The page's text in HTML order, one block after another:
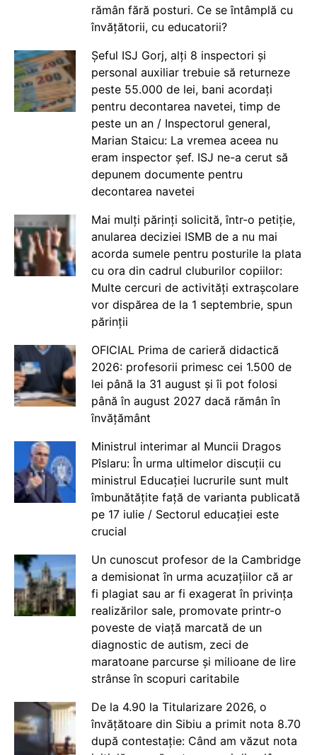
rămân fără posturi. Ce se întâmplă cu
învățătorii, cu educatorii?
Șeful ISJ Gorj, alți 8 inspectori și
personal auxiliar trebuie să returneze
peste 55.000 de lei, bani acordați
pentru decontarea navetei, timp de
peste un an / Inspectorul general,
Marian Staicu: La vremea aceea nu
eram inspector șef. ISJ ne-a cerut să
depunem documente pentru
decontarea navetei
Mai mulți părinți solicită, într-o petiție,
anularea deciziei ISMB de a nu mai
acorda sumele pentru posturile la plata
cu ora din cadrul cluburilor copiilor:
Multe cercuri de activități extrașcolare
vor dispărea de la 1 septembrie, spun
părinții
OFICIAL Prima de carieră didactică
2026: profesorii primesc cei 1.500 de
lei până la 31 august și îi pot folosi
până în august 2027 dacă rămân în
învățământ
Ministrul interimar al Muncii Dragos
Pîslaru: În urma ultimelor discuții cu
ministrul Educației lucrurile sunt mult
îmbunătățite față de varianta publicată
pe 17 iulie / Sectorul educației este
crucial
Un cunoscut profesor de la Cambridge
a demisionat în urma acuzațiilor că ar
fi plagiat sau ar fi exagerat în privința
realizărilor sale, promovate printr-o
poveste de viață marcată de un
diagnostic de autism, zeci de
maratoane parcurse și milioane de lire
strânse în scopuri caritabile
De la 4.90 la Titularizare 2026, o
învățătoare din Sibiu a primit nota 8.70
după contestație: Când am văzut nota